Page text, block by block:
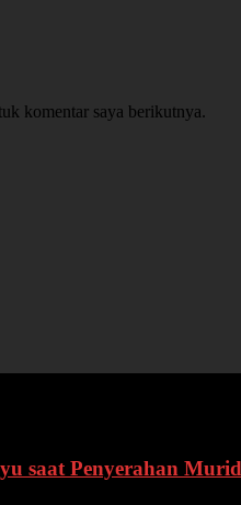
komentar saya berikutnya.
saat Penyerahan